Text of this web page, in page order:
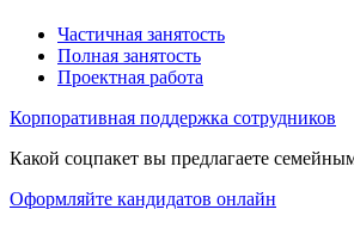
Частичная занятость
Полная занятость
Проектная работа
Корпоративная поддержка сотрудников
Какой соцпакет вы предлагаете
Оформляйте кандидатов онлайн